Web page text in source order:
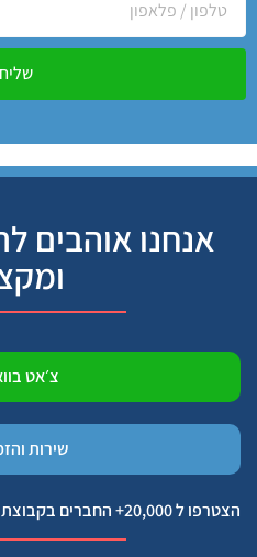
אנחנו אוהבים
צ׳אט
שירות
הצטרפו ל 20,000+ החברים בקבוצת הפייסבוק שלנו ״מטפלים בהורים